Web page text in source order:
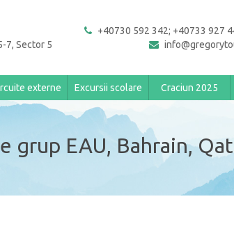
7, Sector 5
+40730 592 342; +40733 927
externe Excursii scolare Craciun 2025
grup EAU, Bahrain,